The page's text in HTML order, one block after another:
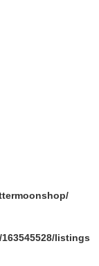
listings